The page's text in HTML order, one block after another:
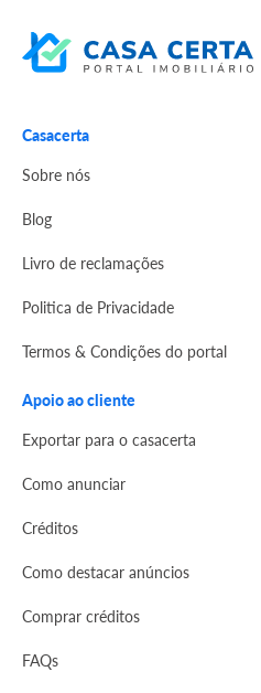
Casacerta
Sobre nós
Blog
Livro de reclamações
Politica de Privacidade
Termos & Condições do portal
Apoio ao cliente
Exportar para o casacerta
Como anunciar
Créditos
Como destacar anúncios
Comprar créditos
FAQs